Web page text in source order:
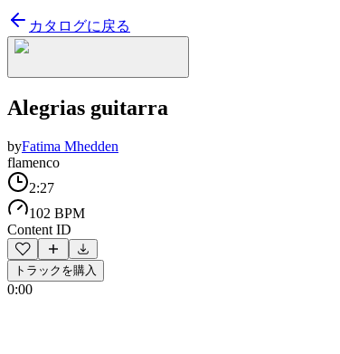
カタログに戻る
Alegrias guitarra
byFatima Mhedden
flamenco
2:27
102 BPM
Content ID
トラックを購入
0:00